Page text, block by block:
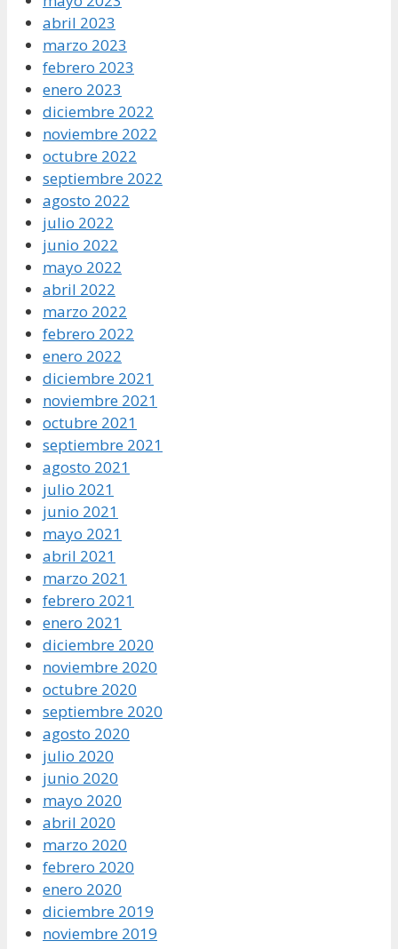
abril 2023
marzo 2023
febrero 2023
enero 2023
diciembre 2022
noviembre 2022
octubre 2022
septiembre 2022
agosto 2022
julio 2022
junio 2022
mayo 2022
abril 2022
marzo 2022
febrero 2022
enero 2022
diciembre 2021
noviembre 2021
octubre 2021
septiembre 2021
agosto 2021
julio 2021
junio 2021
mayo 2021
abril 2021
marzo 2021
febrero 2021
enero 2021
diciembre 2020
noviembre 2020
octubre 2020
septiembre 2020
agosto 2020
julio 2020
junio 2020
mayo 2020
abril 2020
marzo 2020
febrero 2020
enero 2020
diciembre 2019
noviembre 2019